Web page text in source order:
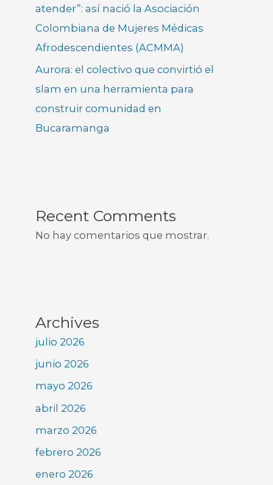
atender”: así nació la Asociación
Colombiana de Mujeres Médicas
Afrodescendientes (ACMMA)
Aurora: el colectivo que convirtió el
slam en una herramienta para
construir comunidad en
Bucaramanga
Recent Comments
No hay comentarios que mostrar.
Archives
julio 2026
junio 2026
mayo 2026
abril 2026
marzo 2026
febrero 2026
enero 2026